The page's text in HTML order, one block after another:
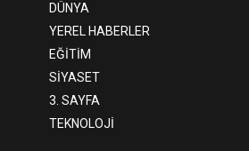
DÜNYA
YEREL HABERLER
EĞİTİM
SİYASET
3. SAYFA
TEKNOLOJİ